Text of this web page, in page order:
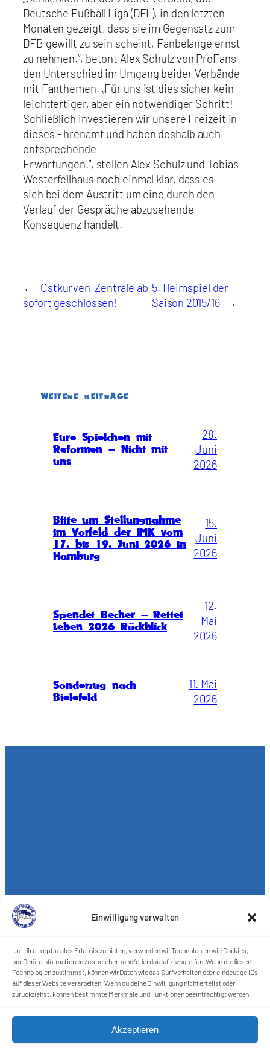
Einwilligung verwalten
Um dir ein optimales Erlebnis zu bieten, verwenden wir Technologien wie Cookies,
um Geräteinformationen zu speichern und/oder darauf zuzugreifen. Wenn du diesen
Technologien zustimmst, können wir Daten wie das Surfverhalten oder eindeutige IDs
auf dieser Website verarbeiten. Wenn du deine Einwilligung nicht erteilst oder
zurückziehst, können bestimmte Merkmale und Funktionen beeinträchtigt werden.
Akzeptieren
Deutsche Fußball Liga (DFL), in den letzten
Monaten gezeigt, dass sie im Gegensatz zum
DFB gewillt zu sein scheint, Fanbelange ernst
zu nehmen.“, betont Alex Schulz von ProFans
den Unterschied im Umgang beider Verbände
mit Fanthemen. „Für uns ist dies sicher kein
leichtfertiger, aber ein notwendiger Schritt!
Schließlich investieren wir unsere Freizeit in
dieses Ehrenamt und haben deshalb auch
entsprechende
Erwartungen.“, stellen Alex Schulz und Tobias
Westerfellhaus noch einmal klar, dass es
sich bei dem Austritt um eine durch den
Verlauf der Gespräche abzusehende
Konsequenz handelt.
←
Ostkurven-Zentrale ab
sofort geschlossen!
5. Heimspiel der
Saison 2015/16 →
WEITERE BEITRÄGE
Eure Spielchen mit
Reformen – Nicht mit
uns
28.
Juni
2026
Bitte um Stellungnahme
im Vorfeld der IMK vom
17. bis 19. Juni 2026 in
Hamburg
15.
Juni
2026
Spendet Becher – Rettet
Leben 2026 Rückblick
12.
Mai
2026
Sonderzug nach
Bielefeld
11. Mai
2026